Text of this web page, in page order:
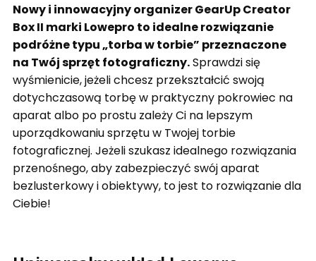
Nowy i innowacyjny organizer GearUp Creator
Box II marki Lowepro to idealne rozwiązanie
podróżne typu „torba w torbie” przeznaczone
na Twój sprzęt fotograficzny.Sprawdzi się
wyśmienicie, jeżeli chcesz przekształcić swoją
dotychczasową torbę w praktyczny pokrowiec na
aparat albo po prostu zależy Ci na lepszym
uporządkowaniu sprzętu w Twojej torbie
fotograficznej. Jeżeli szukasz idealnego rozwiązania
przenośnego, aby zabezpieczyć swój aparat
bezlusterkowy i obiektywy, to jest to rozwiązanie dla
Ciebie!